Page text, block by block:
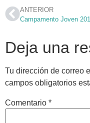
ANTERIOR
Deja una
Tu dirección de correo
campos obligatorios
Comentario *